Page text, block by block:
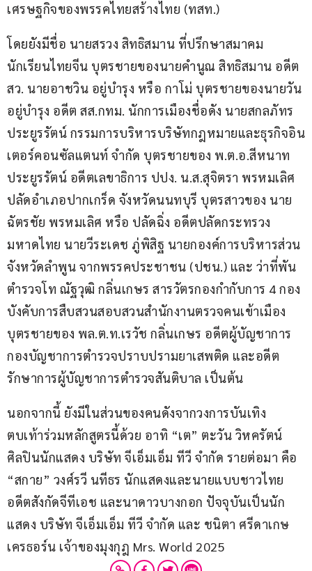
เศรษฐกิจของพรรคไทยสร้างไทย (ทสท.)
โดยยังมีชื่อ นายสรวง สิทธิสมาน ที่ปรึกษาสมาคม
นักเรียนไทยจีน บุตรชายของนายคำนูณ สิทธิสมาน อดีต
สว. นายอาชวิน อยู่บำรุง หรือ กาโม่ บุตรชายของนายวัน
อยู่บำรุง อดีต สส.กทม. นักการเมืองชื่อดัง นายสกลภัทร
ประยูรรัตน์ กรรมการบริหารบริษัทกฎหมายและธุรกิจอิน
เตอร์คอนซัลแตนท์ จำกัด บุตรชายของ พ.ต.อ.สีหนาท
ประยูรรัตน์ อดีตเลขาธิการ ปปง. น.ส.สุจิตรา พรหมเลิศ
ปลัดอำเภอปากเกร็ด จังหวัดนนทบุรี บุตรสาวของ นาย
ฉัตรชัย พรหมเลิศ หรือ ปลัดฉิ่ง อดีตปลัดกระทรวง
มหาดไทย นายวีระเดช ภู่พิสิฐ นายกองค์การบริหารส่วน
จังหวัดลำพูน จากพรรคประชาชน (ปชน.) และ ว่าที่พัน
ตำรวจโท ณัฐวุฒิ กลิ่นเกษร สารวัตรกองกำกับการ 4 กอง
บังคับการสืบสวนสอบสวนสำนักงานตรวจคนเข้าเมือง
บุตรชายของ พล.ต.ท.เรวัช กลิ่นเกษร อดีตผู้บัญชาการ
กองบัญชาการตำรวจปราบปรามยาเสพติด และอดีต
รักษาการผู้บัญชาการตำรวจสันติบาล เป็นต้น
นอกจากนี้ ยังมีในส่วนของคนดังจากวงการบันเทิง
ตบเท้าร่วมหลักสูตรนี้ด้วย อาทิ “เต” ตะวัน วิหครัตน์
ศิลปินนักแสดง บริษัท จีเอ็มเอ็ม ทีวี จำกัด รายต่อมา คือ
“สกาย” วงศ์รวี นทีธร นักแสดงและนายแบบชาวไทย
อดีตสังกัดจีทีเอช และนาดาวบางกอก ปัจจุบันเป็นนัก
แสดง บริษัท จีเอ็มเอ็ม ทีวี จำกัด และ ชนิตา ศรีดาเกษ
เครธอร์น เจ้าของมุงกุฎ Mrs. World 2025